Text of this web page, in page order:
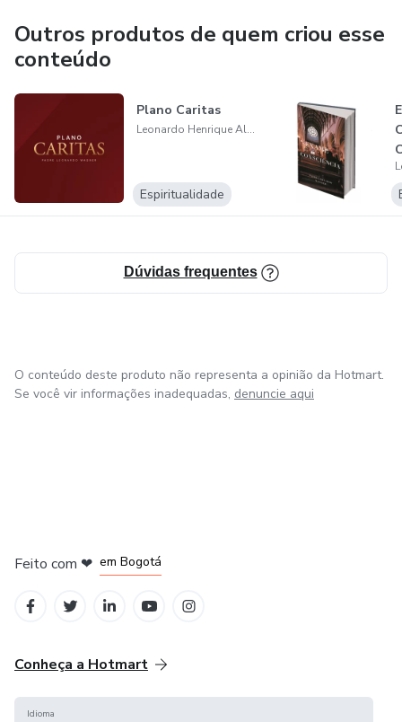
Outros produtos de quem criou esse
conteúdo
Plano Caritas
Leonardo Henrique Almeida Wagner
Espiritualidade
Dúvidas frequentes
O conteúdo deste produto não representa a opinião da Hotmart.
Se você vir informações inadequadas, denuncie aqui
Feito com ❤ em Bogotá
Conheça a Hotmart
Idioma